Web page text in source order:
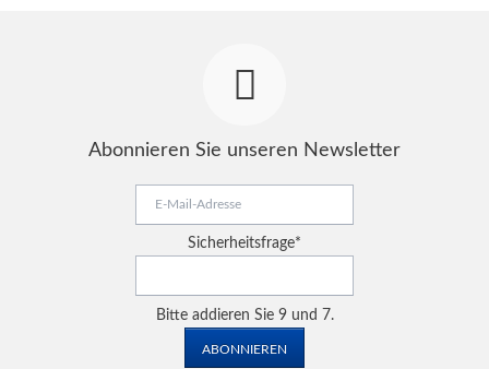
Abonnieren Sie unseren Newsletter
Adresse
Pflichtfeld
Sicherheitsfrage*
Bitte addieren Sie 9 und 7.
ABONNIEREN